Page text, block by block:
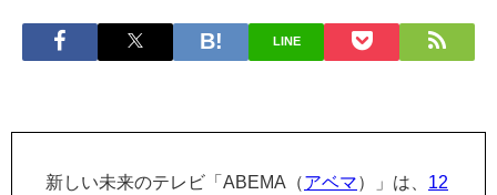
LINE
新しい未来のテレビ「ABEMA（アベマ）」は、 12